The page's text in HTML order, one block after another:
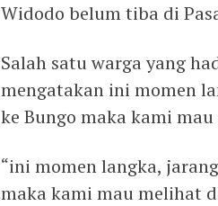
Widodo belum tiba di
Salah satu warga yang
mengatakan ini momen
ke Bungo maka kami
“ini momen langka,
maka kami mau melihat